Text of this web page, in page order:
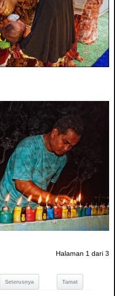
Halaman 1 dari 3
Seterusnya Tamat